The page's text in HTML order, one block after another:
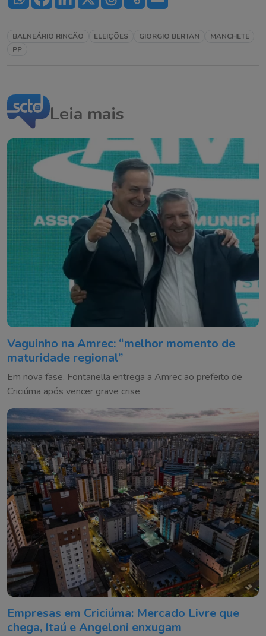
BALNEÁRIO RINCÃO ELEIÇÕES GIORGIO BERTAN
MANCHETE
PP
Leia mais
Vaguinho na Amrec: “melhor momento de
maturidade regional”
Em nova fase, Fontanella entrega a Amrec ao prefeito de
Criciúma após vencer grave crise
Empresas em Criciúma: Mercado Livre que
chega, Itaú e Angeloni enxugam